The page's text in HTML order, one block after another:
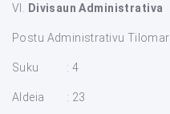
VI. Divisaun Administrativa
Postu Administrativu Tilomar
Suku : 4
Aldeia : 23